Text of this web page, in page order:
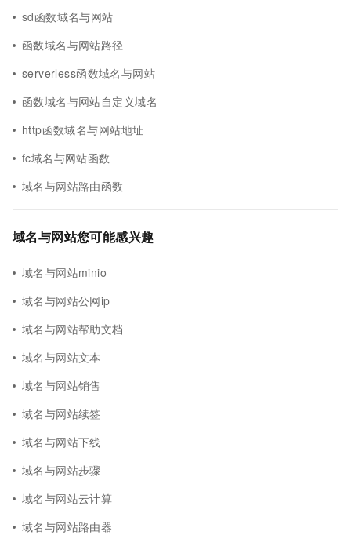
sd函数域名与网站
函数域名与网站路径
serverless函数域名与网站
函数域名与网站自定义域名
http函数域名与网站地址
fc域名与网站函数
域名与网站路由函数
域名与网站您可能感兴趣
域名与网站minio
域名与网站公网ip
域名与网站帮助文档
域名与网站文本
域名与网站销售
域名与网站续签
域名与网站下线
域名与网站步骤
域名与网站云计算
域名与网站路由器